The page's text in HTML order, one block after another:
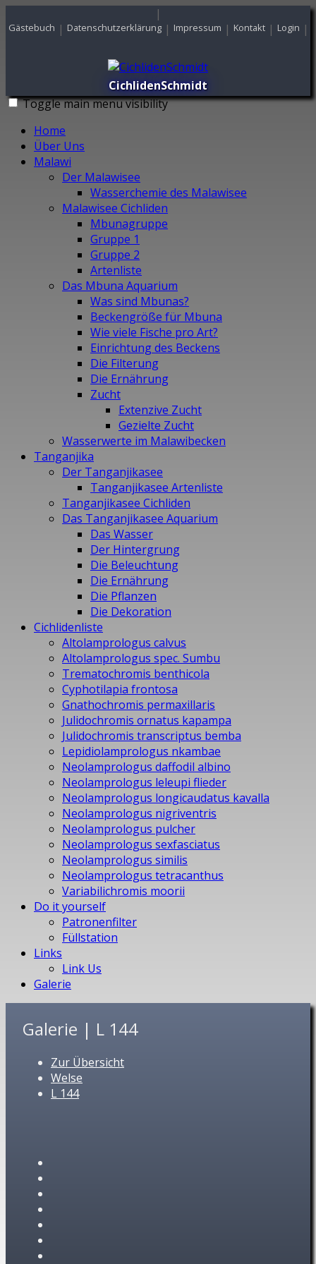
|
Gästebuch | Datenschutzerklärung | Impressum | Kontakt | Login |
CichlidenSchmidt
Toggle main menu visibility
Home
Über Uns
Malawi
Der Malawisee
Wasserchemie des Malawisee
Malawisee Cichliden
Mbunagruppe
Gruppe 1
Gruppe 2
Artenliste
Das Mbuna Aquarium
Was sind Mbunas?
Beckengröße für Mbuna
Wie viele Fische pro Art?
Einrichtung des Beckens
Die Filterung
Die Ernährung
Zucht
Extenzive Zucht
Gezielte Zucht
Wasserwerte im Malawibecken
Tanganjika
Der Tanganjikasee
Tanganjikasee Artenliste
Tanganjikasee Cichliden
Das Tanganjikasee Aquarium
Das Wasser
Der Hintergrung
Die Beleuchtung
Die Ernährung
Die Pflanzen
Die Dekoration
Cichlidenliste
Altolamprologus calvus
Altolamprologus spec. Sumbu
Trematochromis benthicola
Cyphotilapia frontosa
Gnathochromis permaxillaris
Julidochromis ornatus kapampa
Julidochromis transcriptus bemba
Lepidiolamprologus nkambae
Neolamprologus daffodil albino
Neolamprologus leleupi flieder
Neolamprologus longicaudatus kavalla
Neolamprologus nigriventris
Neolamprologus pulcher
Neolamprologus sexfasciatus
Neolamprologus similis
Neolamprologus tetracanthus
Variabilichromis moorii
Do it yourself
Patronenfilter
Füllstation
Links
Link Us
Galerie
Galerie | L 144
Zur Übersicht
Welse
L 144